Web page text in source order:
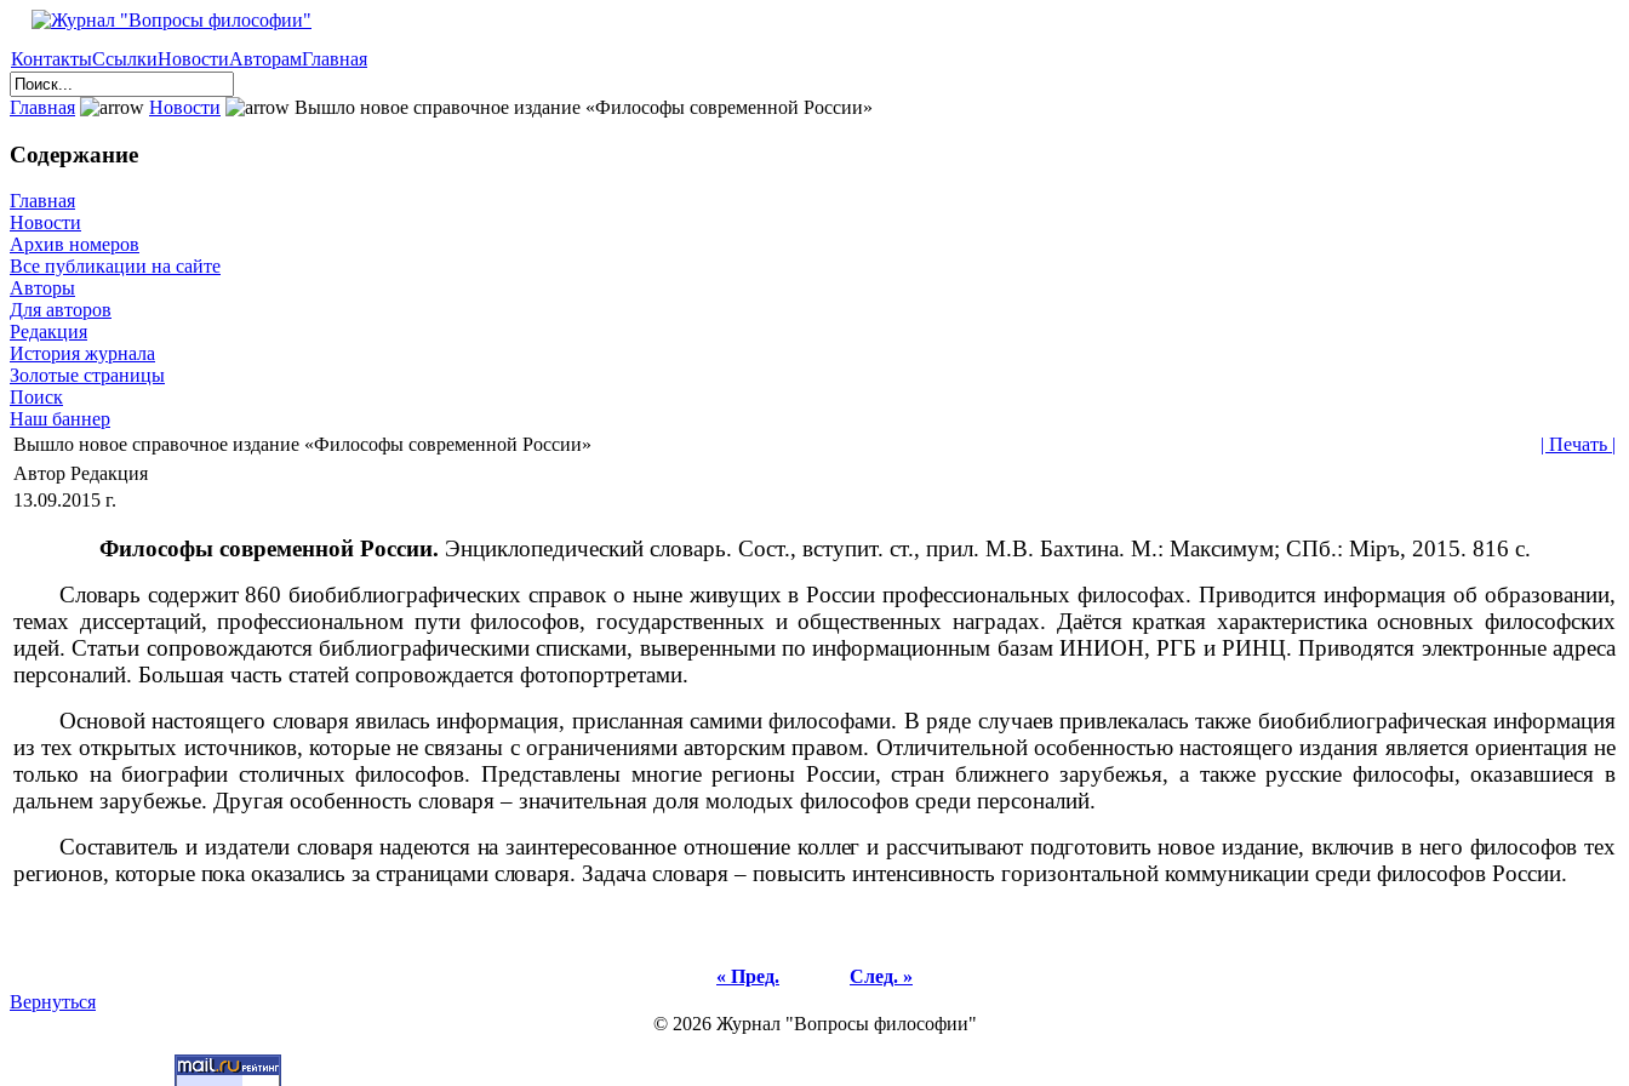
КонтактыСсылкиНовостиАвторамГлавная
Главная Новости Вышло новое справочное издание «Философы современной России»
Содержание
Главная
Новости
Архив номеров
Все публикации на сайте
Авторы
Для авторов
Редакция
История журнала
Золотые страницы
Поиск
Наш баннер
Вышло новое справочное издание «Философы современной России»
| Печать |
Автор Редакция
13.09.2015 г.
Философы современной России. Энциклопедический словарь. Сост., вступит. ст., прил. М.В. Бахтина. М.: Максимум; СПб.: Мiръ, 2015. 816 с.
Словарь содержит 860 биобиблиографических справок о ныне живущих в России профессиональных философах. Приводится информация об образовании,
темах диссертаций, профессиональном пути философов, государственных и общественных наградах. Даётся краткая характеристика основных философских
идей. Статьи сопровождаются библиографическими списками, выверенными по информационным базам ИНИОН, РГБ и РИНЦ. Приводятся электронные адреса
персоналий. Большая часть статей сопровождается фотопортретами.
Основой настоящего словаря явилась информация, присланная самими философами. В ряде случаев привлекалась также биобиблиографическая информация
из тех открытых источников, которые не связаны с ограничениями авторским правом. Отличительной особенностью настоящего издания является ориентация не
только на биографии столичных философов. Представлены многие регионы России, стран ближнего зарубежья, а также русские философы, оказавшиеся в
дальнем зарубежье. Другая особенность словаря – значительная доля молодых философов среди персоналий.
Составитель и издатели словаря надеются на заинтересованное отношение коллег и рассчитывают подготовить новое издание, включив в него философов тех
регионов, которые пока оказались за страницами словаря. Задача словаря – повысить интенсивность горизонтальной коммуникации среди философов России.
« Пред.
След. »
Вернуться
© 2026 Журнал "Вопросы философии"